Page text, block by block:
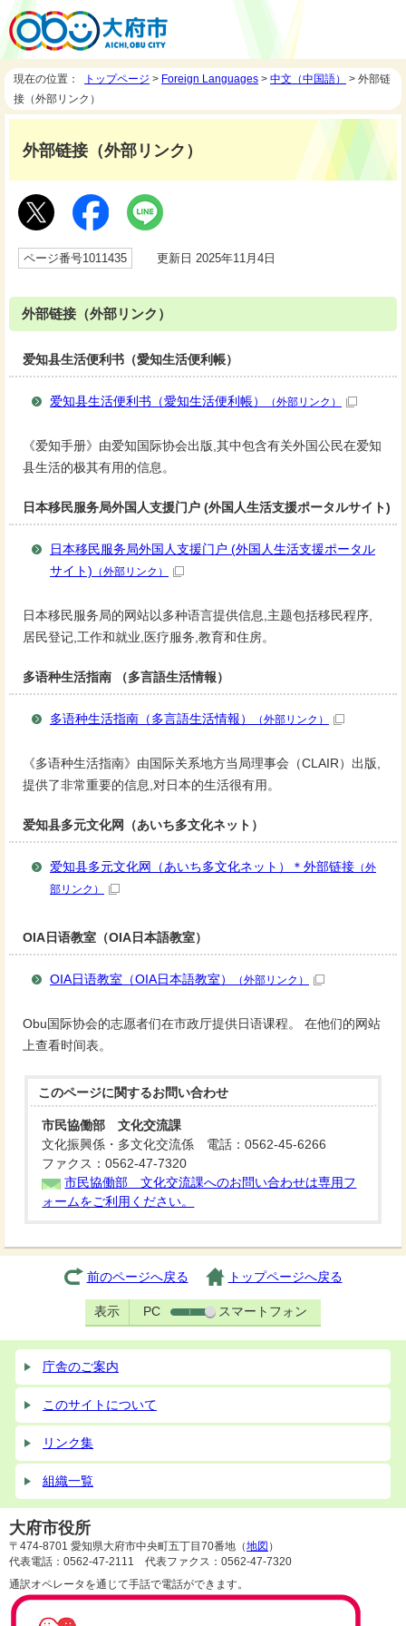
現在の位置： トップページ > Foreign Languages > 中文（中国語）
> 外部链
接（外部リンク）
外部链接（外部リンク）
ページ番号1011435 更新日 2025年11月4日
外部链接（外部リンク）
爱知县生活便利书（愛知生活便利帳）
爱知县生活便利书（愛知生活便利帳） （外部リンク）
《爱知手册》由爱知国际协会出版,其中包含有关外国公民在爱知
县生活的极其有用的信息。
日本移民服务局外国人支援门户 (外国人生活支援ポータルサイト)
日本移民服务局外国人支援门户 (外国人生活支援ポータル
サイト) （外部リンク）
日本移民服务局的网站以多种语言提供信息,主题包括移民程序,
居民登记,工作和就业,医疗服务,教育和住房。
多语种生活指南 （多言語生活情報）
多语种生活指南（多言語生活情報） （外部リンク）
《多语种生活指南》由国际关系地方当局理事会（CLAIR）出版,
提供了非常重要的信息,对日本的生活很有用。
爱知县多元文化网（あいち多文化ネット）
爱知县多元文化网（あいち多文化ネット）＊外部链接 （外
部リンク）
OIA日语教室（OIA日本語教室）
OIA日语教室（OIA日本語教室） （外部リンク）
Obu国际协会的志愿者们在市政厅提供日语课程。 在他们的网站
上查看时间表。
このページに関するお問い合わせ
市民協働部 文化交流課
文化振興係・多文化交流係 電話：0562-45-6266
ファクス：0562-47-7320
市民協働部 文化交流課へのお問い合わせは専用フ
ォームをご利用ください。
前のページへ戻る トップページへ戻る
表示 PC スマートフォン
庁舎のご案内
このサイトについて
リンク集
組織一覧
大府市役所
〒474-8701 愛知県大府市中央町五丁目70番地（地図 ）
代表電話：0562-47-2111 代表ファクス：0562-47-7320
通訳オペレータを通じて手話で電話ができます。